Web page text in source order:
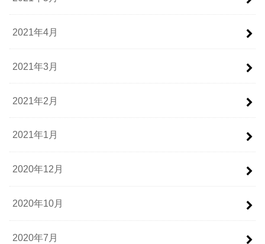
2021年4月
2021年3月
2021年2月
2021年1月
2020年12月
2020年10月
2020年7月